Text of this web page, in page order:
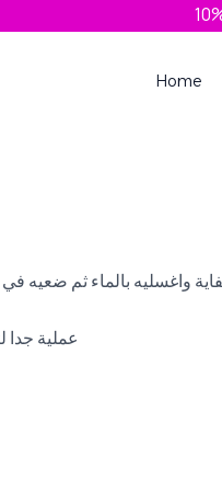
Home
واغسليه بالماء ثم ضعيه
عملية